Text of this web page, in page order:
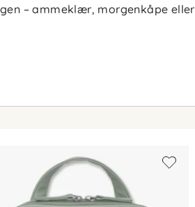
– ammeklær, morgenkåpe eller